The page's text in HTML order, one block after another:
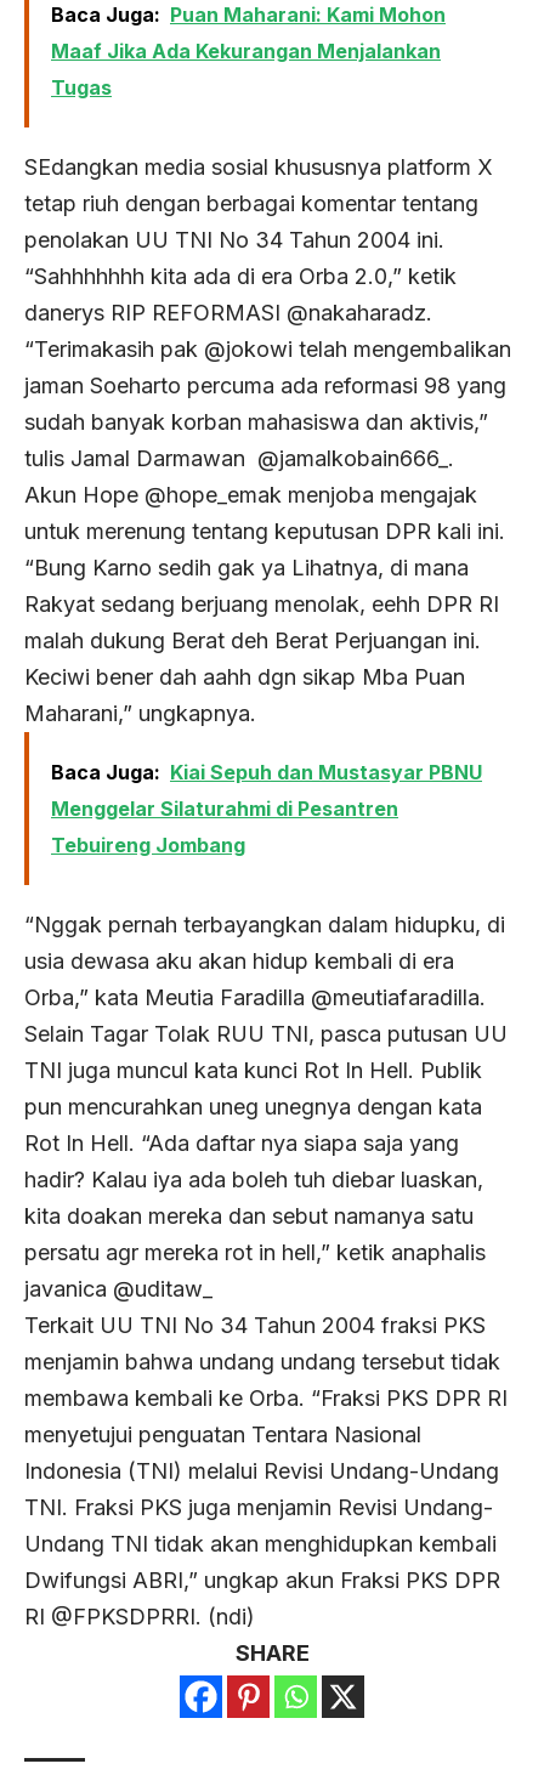
Baca Juga: Puan Maharani: Kami Mohon
Maaf Jika Ada Kekurangan Menjalankan
Tugas
SEdangkan media sosial khususnya platform X
tetap riuh dengan berbagai komentar tentang
penolakan UU TNI No 34 Tahun 2004 ini.
“Sahhhhhhh kita ada di era Orba 2.0,” ketik
danerys RIP REFORMASI @nakaharadz.
“Terimakasih pak @jokowi telah mengembalikan
jaman Soeharto percuma ada reformasi 98 yang
sudah banyak korban mahasiswa dan aktivis,”
tulis Jamal Darmawan @jamalkobain666_.
Akun Hope @hope_emak menjoba mengajak
untuk merenung tentang keputusan DPR kali ini.
“Bung Karno sedih gak ya Lihatnya, di mana
Rakyat sedang berjuang menolak, eehh DPR RI
malah dukung Berat deh Berat Perjuangan ini.
Keciwi bener dah aahh dgn sikap Mba Puan
Maharani,” ungkapnya.
Baca Juga: Kiai Sepuh dan Mustasyar PBNU
Menggelar Silaturahmi di Pesantren
Tebuireng Jombang
“Nggak pernah terbayangkan dalam hidupku, di
usia dewasa aku akan hidup kembali di era
Orba,” kata Meutia Faradilla @meutiafaradilla.
Selain Tagar Tolak RUU TNI, pasca putusan UU
TNI juga muncul kata kunci Rot In Hell. Publik
pun mencurahkan uneg unegnya dengan kata
Rot In Hell. “Ada daftar nya siapa saja yang
hadir? Kalau iya ada boleh tuh diebar luaskan,
kita doakan mereka dan sebut namanya satu
persatu agr mereka rot in hell,” ketik anaphalis
javanica @uditaw_
Terkait UU TNI No 34 Tahun 2004 fraksi PKS
menjamin bahwa undang undang tersebut tidak
membawa kembali ke Orba. “Fraksi PKS DPR RI
menyetujui penguatan Tentara Nasional
Indonesia (TNI) melalui Revisi Undang-Undang
TNI. Fraksi PKS juga menjamin Revisi Undang-
Undang TNI tidak akan menghidupkan kembali
Dwifungsi ABRI,” ungkap akun Fraksi PKS DPR
RI @FPKSDPRRI. (ndi)
SHARE